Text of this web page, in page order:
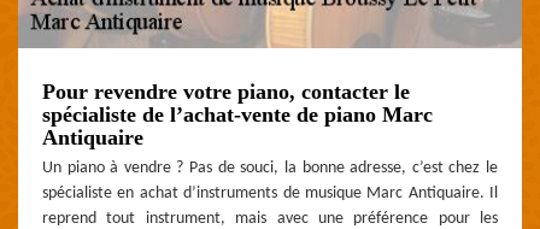
Pour revendre votre piano, contacter le
spécialiste de l’achat-vente de piano Marc
Antiquaire
Un piano à vendre ? Pas de souci, la bonne adresse, c’est chez le
spécialiste en achat d’instruments de musique Marc Antiquaire. Il
reprend tout instrument, mais avec une préférence pour les